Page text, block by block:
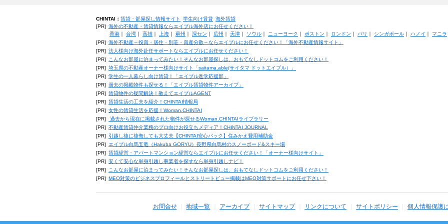
CHINTAI： 賃貸・部屋探し情報サイト 学生向け賃貸 海外賃貸
[PR] 海外の不動産・賃貸情報ならエイブル海外店にお任せください！
香港｜ 台湾｜ 高雄｜ 上海｜ 蘇州 ｜ 深セン ｜ 広州 ｜ 天津｜ ソウル｜ ニューヨーク ｜ ボストン ｜ ロンドン ｜ パリ ｜ シンガポール｜ ハノイ ｜ マニラ
[PR] 海外不動産～投資・居住・別荘・資産分散～ならエイブルにお任せください！「海外不動産情報サイト」
[PR] 法人様向け海外赴任サポートならエイブルにお任せください！
[PR]
こんなお部屋に泊まってみたい！そんなお部屋探しは、おもてなしドットコムをご利用ください！
[PR] 埼玉県の不動産オーナー様向けサイト「saitama.able(サイタマ ドットエイブル）」
[PR] 学生の一人暮らし向け賃貸！「エイブル進学応援部」
[PR] 過去の掲載物件も探せる！「エイブル賃貸物件アーカイブ」
[PR] 賃貸物件の疑問解決！教えてエイブルAGENT
[PR] 賃貸生活の工夫を紹介！CHINTAI情報局
[PR] 女性の賃貸生活を応援！Woman.CHINTAI
[PR]
過去から現在に掲載された物件が探せるWoman.CHINTAIライブラリー
[PR] 不動産賃貸仲介業務のプロ向けお役立ちメディア！CHINTAI JOURNAL
[PR]
引越し後に後悔しても大丈夫【CHINTAI安心パック】住みかえ費用補助金
[PR]
エイブル白馬五竜（Hakuba GORYU）長野県白馬村のスノーボード&スキー場
[PR] 賃貸経営・アパートマンション経営ならエイブルにお任せください！「オーナー様向けサイト」
[PR] 安くて安心な単身引越し事業者を探すなら単身引越しナビ！
[PR]
こんなお部屋に泊まってみたい！そんなお部屋探しは、おもてなしドットコムをご利用ください！
[PR] MEO対策のビジネスプロフィールとストリートビュー掲載はMEO対策サポートにお任せ下さい！
お問合せ 地域一覧 アーカイブ サイトマップ リンクについて サイトポリシー 個人情報保護